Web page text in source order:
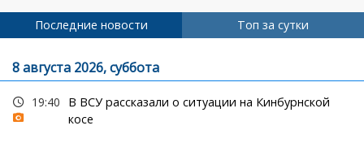
Последние новости Топ за сутки
8 августа 2026, суббота
19:40
В ВСУ рассказали о ситуации на Кинбурнской
косе